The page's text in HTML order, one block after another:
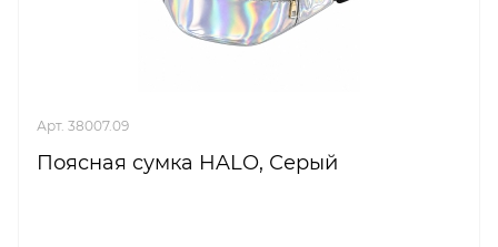
Арт. 38007.09
Поясная сумка HALO, Серый